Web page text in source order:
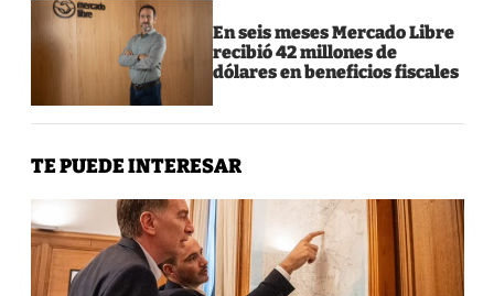
En seis meses Mercado Libre
recibió 42 millones de
dólares en beneficios fiscales
TE PUEDE INTERESAR